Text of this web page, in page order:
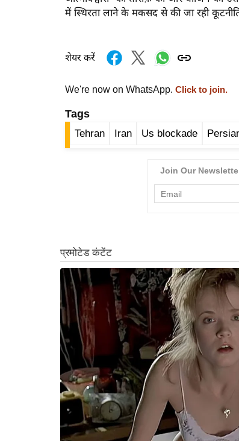
में स्थिरता लाने के मकसद से की जा रही
शेयर करें
We're now on WhatsApp. Click to join.
Tags
Tehran Iran Us blockade